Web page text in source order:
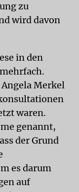
zu
wird davon
in den
Merkel
waren.
genannt,
der Grund
es darum
auf